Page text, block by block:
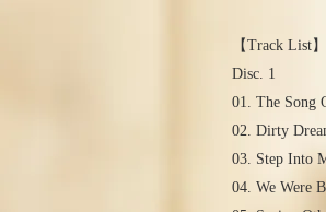
【Track List】
Disc. 1
01. The Song
02. Dirty
03. Step Into
04. We Were